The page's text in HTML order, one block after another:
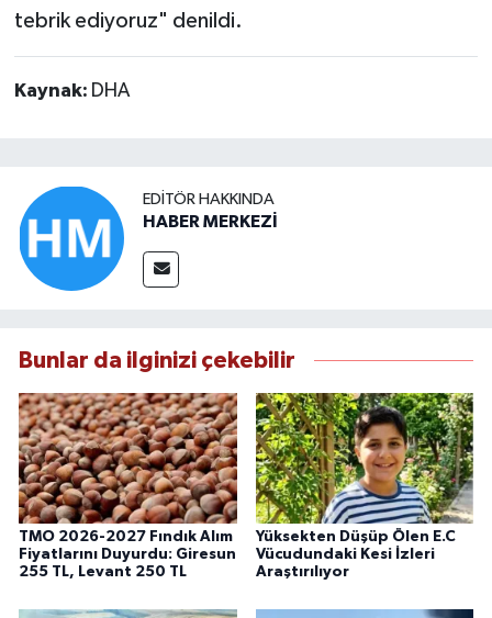
tebrik ediyoruz" denildi.
Kaynak: DHA
EDITÖR HAKKINDA
HABER MERKEZİ
Bunlar da ilginizi çekebilir
TMO 2026-2027 Fındık Alım
Fiyatlarını Duyurdu: Giresun
255 TL, Levant 250 TL
Yüksekten Düşüp Ölen E.C
Vücudundaki Kesi İzleri
Araştırılıyor